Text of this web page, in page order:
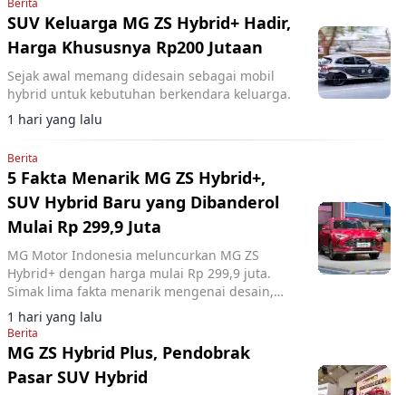
SUV Keluarga MG ZS Hybrid+ Hadir,
Harga Khususnya Rp200 Jutaan
Sejak awal memang didesain sebagai mobil
hybrid untuk kebutuhan berkendara keluarga.
1 hari yang lalu
Berita
5 Fakta Menarik MG ZS Hybrid+,
SUV Hybrid Baru yang Dibanderol
Mulai Rp 299,9 Juta
MG Motor Indonesia meluncurkan MG ZS
Hybrid+ dengan harga mulai Rp 299,9 juta.
Simak lima fakta menarik mengenai desain,
fitur, dan performa SUV hybrid tersebut.
1 hari yang lalu
Berita
MG ZS Hybrid Plus, Pendobrak
Pasar SUV Hybrid